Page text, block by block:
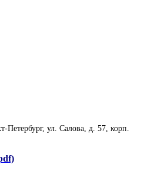
Петербург, ул. Салова, д. 57, корп.